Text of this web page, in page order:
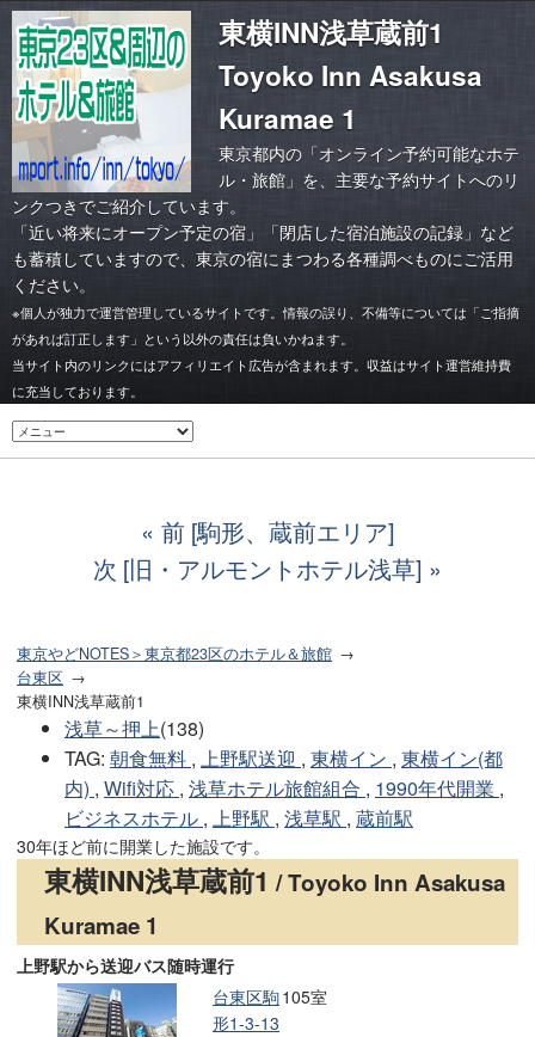
東横INN浅草蔵前1
Toyoko Inn Asakusa
Kuramae 1
東京都内の「オンライン予約可能なホテ
ル・旅館」を、主要な予約サイトへのリ
ンクつきでご紹介しています。
「近い将来にオープン予定の宿 」「閉店した宿泊施設の記録 」など
も蓄積していますので、東京の宿にまつわる各種調べものにご活用
ください。
※個人が独力で運営管理しているサイトです。情報の誤り、不備等については「ご指摘
があれば訂正します」という以外の責任は負いかねます。
当サイト内のリンクにはアフィリエイト広告が含まれます。収益はサイト運営維持費
に充当しております。
前 [駒形、蔵前エリア]
次 [旧・アルモントホテル浅草]
東京やどNOTES＞東京都23区のホテル＆旅館
台東区
東横INN浅草蔵前1
浅草～押上(138)
TAG: 朝食無料 , 上野駅送迎 , 東横イン , 東横イン(都
内) , Wifi対応 , 浅草ホテル旅館組合 , 1990年代開業 ,
ビジネスホテル , 上野駅 , 浅草駅 , 蔵前駅
30年ほど前に開業した施設です。
東横INN浅草蔵前1 / Toyoko Inn Asakusa
Kuramae 1
上野駅から送迎バス随時運行
105室
台東区駒
形1-3-13